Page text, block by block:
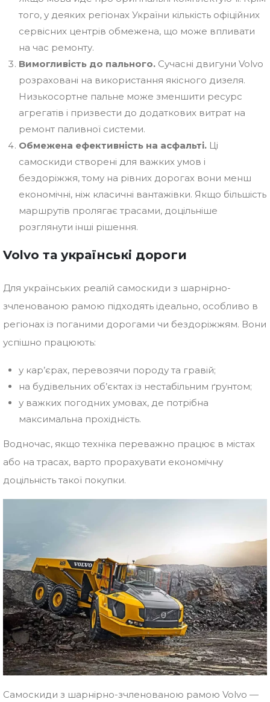
того, у деяких регіонах України кількість офіційних
сервісних центрів обмежена, що може впливати
на час ремонту.
Вимогливість до пального. Сучасні двигуни Volvo
розраховані на використання якісного дизеля.
Низькосортне пальне може зменшити ресурс
агрегатів і призвести до додаткових витрат на
ремонт паливної системи.
Обмежена ефективність на асфальті. Ці
самоскиди створені для важких умов і
бездоріжжя, тому на рівних дорогах вони менш
економічні, ніж класичні вантажівки. Якщо більшість
маршрутів пролягає трасами, доцільніше
розглянути інші рішення.
Volvo та українські дороги
Для українських реалій самоскиди з шарнірно-
зчленованою рамою підходять ідеально, особливо в
регіонах із поганими дорогами чи бездоріжжям. Вони
успішно працюють:
у кар’єрах, перевозячи породу та гравій;
на будівельних об’єктах із нестабільним ґрунтом;
у важких погодних умовах, де потрібна
максимальна прохідність.
Водночас, якщо техніка переважно працює в містах
або на трасах, варто прорахувати економічну
доцільність такої покупки.
Самоскиди з шарнірно-зчленованою рамою Volvo —